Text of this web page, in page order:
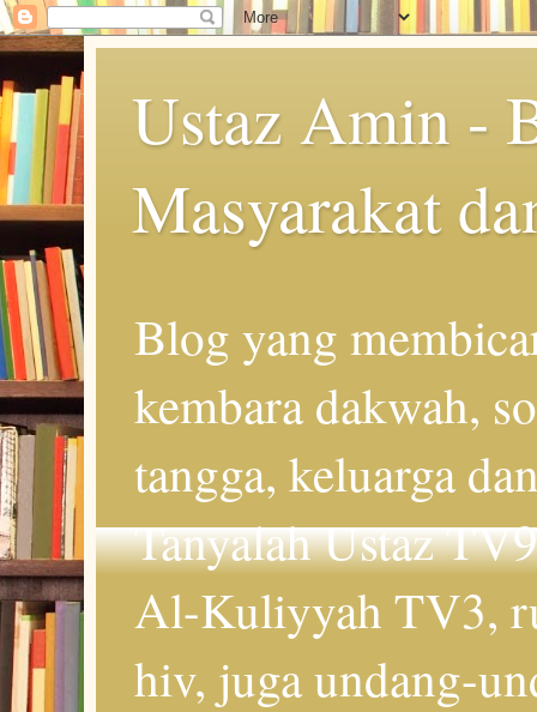
Ustaz Amin -
Masyarakat
Blog yang
kembara dakwah,
tangga, keluarga
Tanyalah Ustaz
Al-Kuliyyah TV3,
hiv, juga undang-